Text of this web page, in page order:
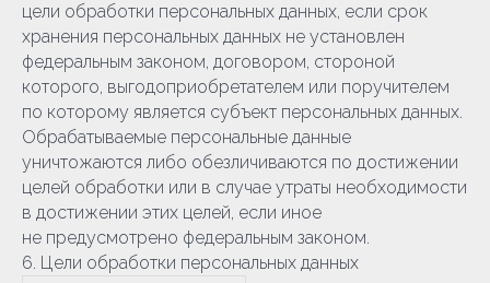
цели обработки персональных данных, если срок
хранения персональных данных не установлен
федеральным законом, договором, стороной
которого, выгодоприобретателем или поручителем
по которому является субъект персональных данных.
Обрабатываемые персональные данные
уничтожаются либо обезличиваются по достижении
целей обработки или в случае утраты необходимости
в достижении этих целей, если иное
не предусмотрено федеральным законом.
6. Цели обработки персональных данных